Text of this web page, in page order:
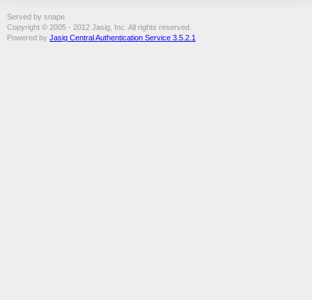
Served by snape
Copyright © 2005 - 2012 Jasig, Inc. All rights reserved.
Powered by Jasig Central Authentication Service 3.5.2.1